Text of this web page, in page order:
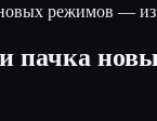
режимов —
пачка